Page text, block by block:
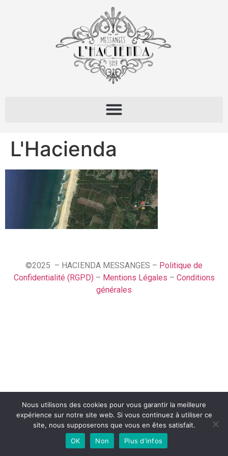
L'Hacienda
©2025 – HACIENDA MESSANGES – Politique de
Confidentialité (RGPD)– Mentions Légales – Conditions
générales
English (UK)
Français
Español
Nous utilisons des cookies pour vous garantir la meilleure
expérience sur notre site web. Si vous continuez à utiliser ce
site, nous supposerons que vous en êtes satisfait.
OK
Non Plus d'infos